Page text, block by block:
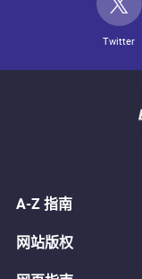
Twitter
A-Z 指南
网站版权